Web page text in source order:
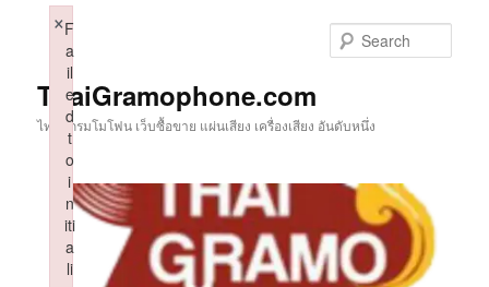
ThaiGramophone.com
ไทยแกรมโมโฟน เว็บซื้อขาย แผ่นเสียง เครื่องเสียง อันดับหนึ่ง
F
a
il
e
d
t
o
i
n
iti
a
li
×